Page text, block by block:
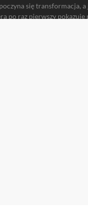
się transformacja,
po raz pierwszy
kula, a miłość i